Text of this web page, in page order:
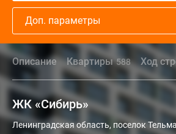
Доп. параметры
Описание Квартиры 588 Ход
ЖК «Сибирь»
Ленинградская область, поселок